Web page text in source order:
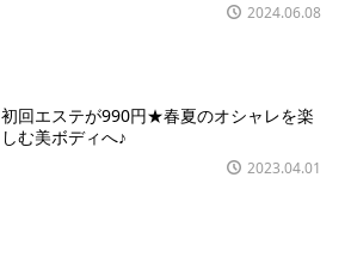
2024.06.08
初回エステが990円★春夏のオシャレを楽
しむ美ボディへ♪
2023.04.01